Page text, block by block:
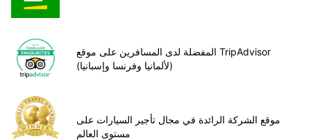
المفضلة لدى المسافرين على موقع TripAdvisor
(لألمانيا وفرنسا وإسبانيا)
موقع الشركة الرائدة في مجال تأجير السيارات على
مستوى العالم